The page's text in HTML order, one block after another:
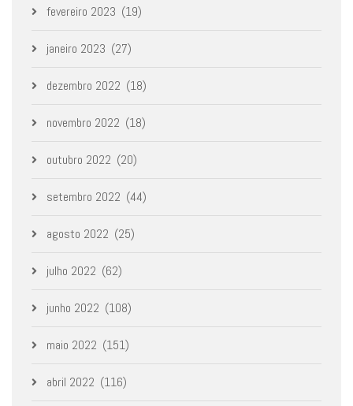
fevereiro 2023 (19)
janeiro 2023 (27)
dezembro 2022 (18)
novembro 2022 (18)
outubro 2022 (20)
setembro 2022 (44)
agosto 2022 (25)
julho 2022 (62)
junho 2022 (108)
maio 2022 (151)
abril 2022 (116)